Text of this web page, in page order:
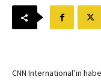
CNN International’ın